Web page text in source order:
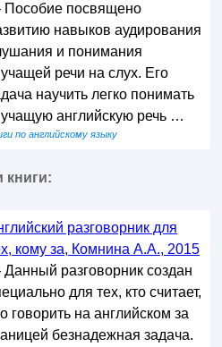
посвящено
навыков аудирования
и понимания
речи на слух. Его
научить легко понимать
английскую речь …
по английскому языку
разговорник для
кому за, Комнина А.А., 2015
разговорник создан
для тех, кто считает,
говорить на английском за
безнадежная задача.